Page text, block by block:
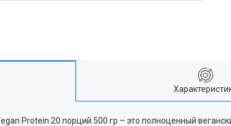
Protein 20 порций 500 гр – это полноценный